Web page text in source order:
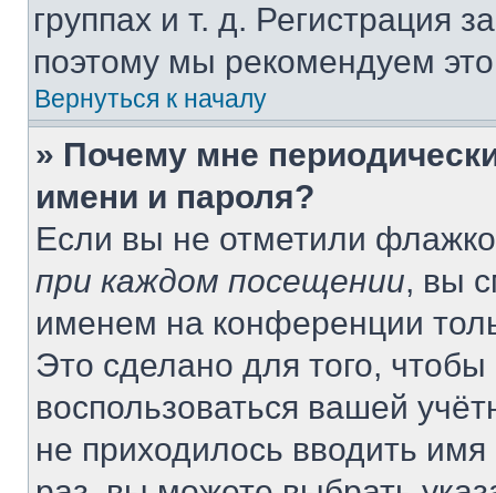
группах и т. д. Регистрация
поэтому мы рекомендуем
Вернуться к началу
» Почему мне
имени и пароля?
Если вы не отметили
при каждом посещении, вы
именем на конференции
Это сделано для того, чтобы
воспользоваться вашей
не приходилось вводить